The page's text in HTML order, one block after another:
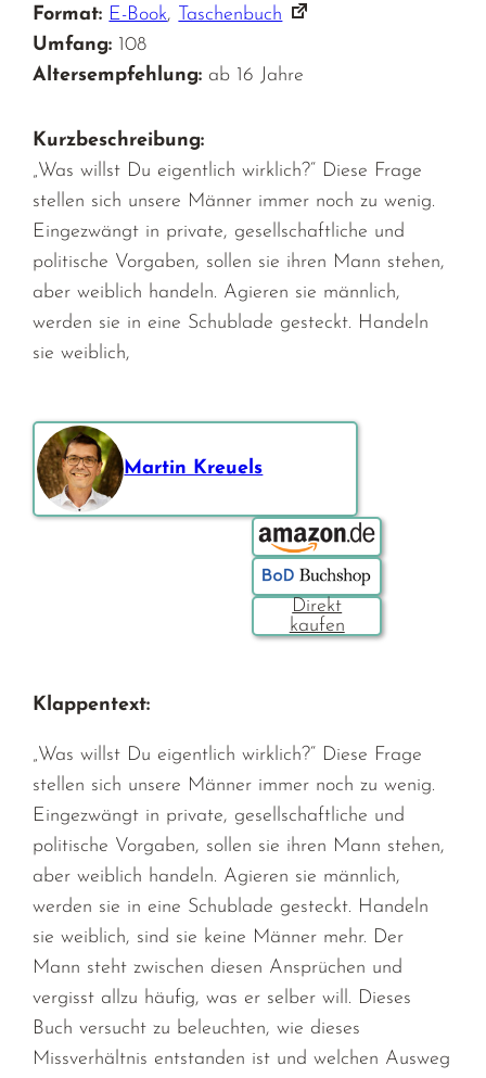
Format: E-Book,
Taschenbuch
Umfang: 108
Altersempfehlung: ab 16 Jahre
Kurzbeschreibung:
„Was willst Du eigentlich wirklich?“ Diese Frage
stellen sich unsere Männer immer noch zu wenig.
Eingezwängt in private, gesellschaftliche und
politische Vorgaben, sollen sie ihren Mann stehen,
aber weiblich handeln. Agieren sie männlich,
werden sie in eine Schublade gesteckt. Handeln
sie weiblich,
Martin Kreuels
Bestellen über:
Klappentext:
„Was willst Du eigentlich wirklich?“ Diese Frage
stellen sich unsere Männer immer noch zu wenig.
Eingezwängt in private, gesellschaftliche und
politische Vorgaben, sollen sie ihren Mann stehen,
aber weiblich handeln. Agieren sie männlich,
werden sie in eine Schublade gesteckt. Handeln
sie weiblich, sind sie keine Männer mehr. Der
Mann steht zwischen diesen Ansprüchen und
vergisst allzu häufig, was er selber will. Dieses
Buch versucht zu beleuchten, wie dieses
Missverhältnis entstanden ist und welchen Ausweg